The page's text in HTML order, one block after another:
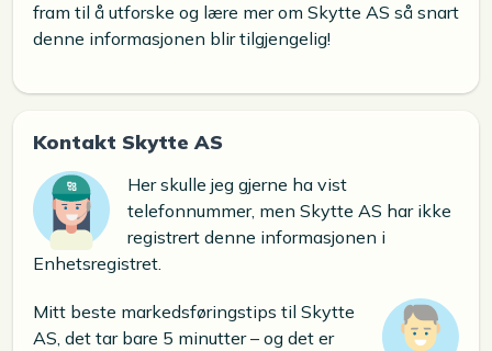
fram til å utforske og lære mer om Skytte AS så snart
denne informasjonen blir tilgjengelig!
Kontakt Skytte AS
Her skulle jeg gjerne ha vist
telefonnummer, men Skytte AS har ikke
registrert denne informasjonen i
Enhetsregistret.
Mitt beste markedsføringstips til Skytte
AS, det tar bare 5 minutter – og det er